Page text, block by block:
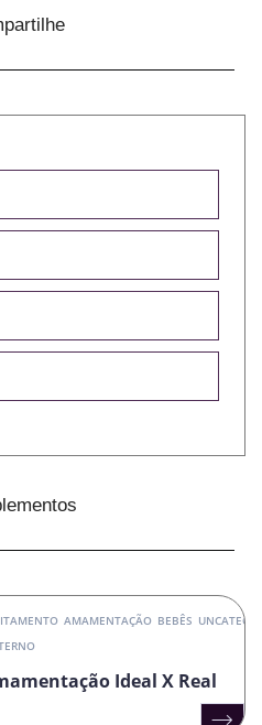
AMAMENTAÇÃO BEBÊS
Ideal X Real